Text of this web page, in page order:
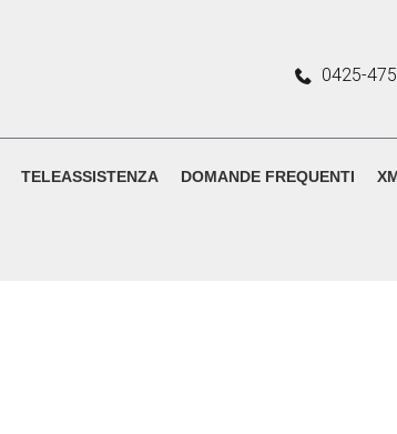
0425-
TELEASSISTENZA DOMANDE FREQUENTI